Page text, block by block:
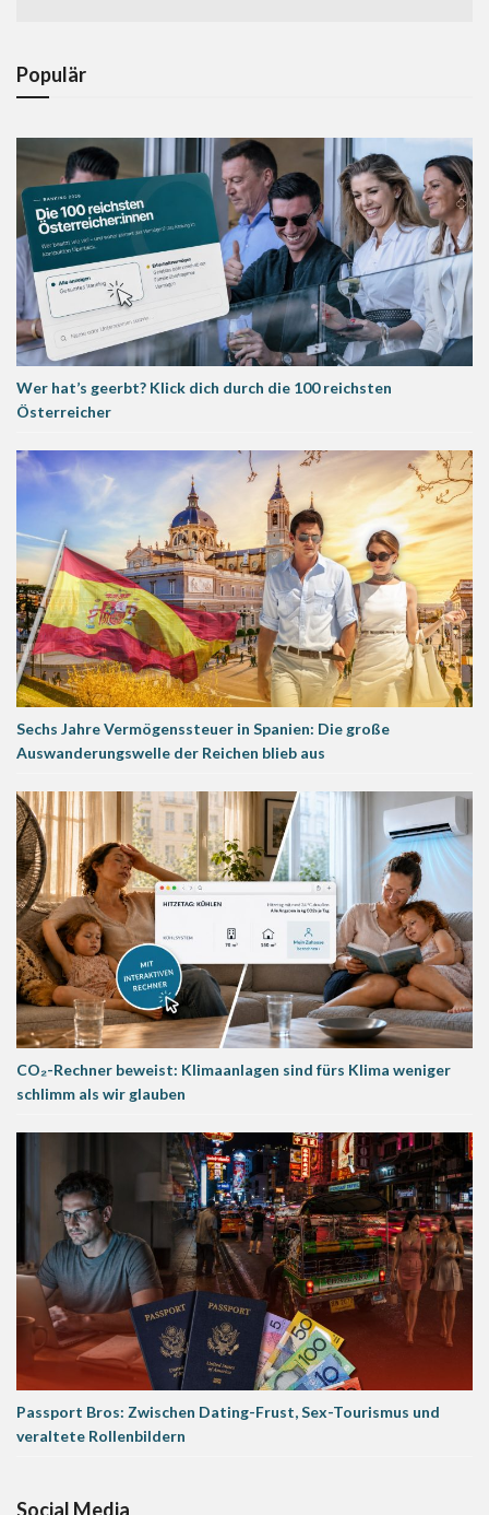
Populär
Wer hat’s geerbt? Klick dich durch die 100 reichsten
Österreicher
Sechs Jahre Vermögenssteuer in Spanien: Die große
Auswanderungswelle der Reichen blieb aus
CO₂-Rechner beweist: Klimaanlagen sind fürs Klima weniger
schlimm als wir glauben
Passport Bros: Zwischen Dating-Frust, Sex-Tourismus und
veraltete Rollenbildern
Social Media